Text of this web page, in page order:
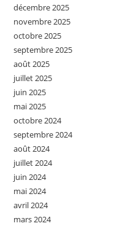
décembre 2025
novembre 2025
octobre 2025
septembre 2025
août 2025
juillet 2025
juin 2025
mai 2025
octobre 2024
septembre 2024
août 2024
juillet 2024
juin 2024
mai 2024
avril 2024
mars 2024